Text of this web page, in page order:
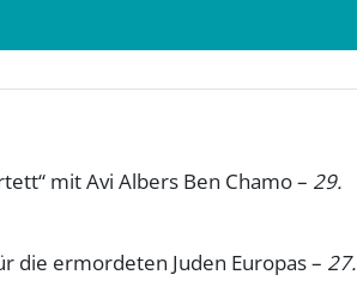
mit Avi Albers Ben Chamo – 29.
die ermordeten Juden Europas – 27.